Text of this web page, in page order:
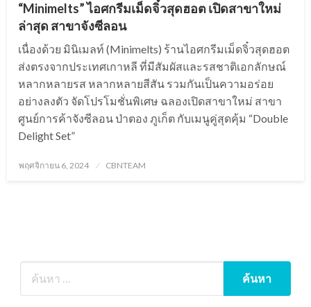
“Minimelts” ไอศกรีมเม็ดจิ๋วสุดฮอต เปิดสาขาใหม่
ล่าสุด สาขาจังซีลอน
เนื่องด้วย มินิเมลท์ (Minimelts) ร้านไอศกรีมเม็ดจิ๋วสุดฮอต
ส่งตรงจากประเทศเกาหลี ที่มีสัมผัสและรสชาติเอกลักษณ์
หลากหลายรส หลากหลายสีสัน รวมกันเป็นความอร่อย
อย่างลงตัว จัดโปรโมชั่นพิเศษ ฉลองเปิดสาขาใหม่ สาขา
ศูนย์การค้าจังซีลอน ป่าตอง ภูเก็ต กับเมนูคู่สุดคุ้ม “Double
Delight Set”
Posted
พฤศจิกายน 6, 2024 CBNTEAM